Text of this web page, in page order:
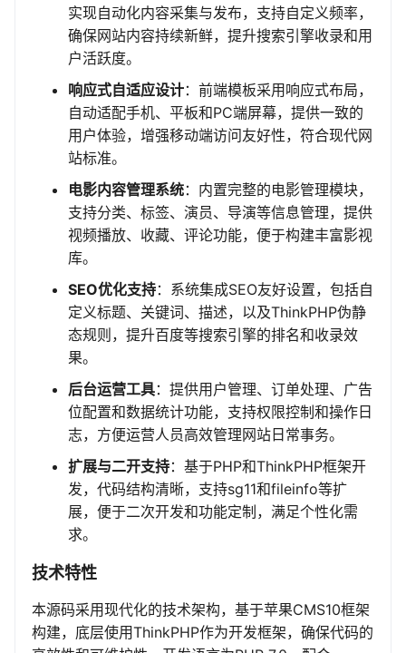
实现自动化内容采集与发布，支持自定义频率，
确保网站内容持续新鲜，提升搜索引擎收录和用
户活跃度。
响应式自适应设计：前端模板采用响应式布局，
自动适配手机、平板和PC端屏幕，提供一致的
用户体验，增强移动端访问友好性，符合现代网
站标准。
电影内容管理系统：内置完整的电影管理模块，
支持分类、标签、演员、导演等信息管理，提供
视频播放、收藏、评论功能，便于构建丰富影视
库。
SEO优化支持：系统集成SEO友好设置，包括自
定义标题、关键词、描述，以及ThinkPHP伪静
态规则，提升百度等搜索引擎的排名和收录效
果。
后台运营工具：提供用户管理、订单处理、广告
位配置和数据统计功能，支持权限控制和操作日
志，方便运营人员高效管理网站日常事务。
扩展与二开支持：基于PHP和ThinkPHP框架开
发，代码结构清晰，支持sg11和fileinfo等扩
展，便于二次开发和功能定制，满足个性化需
求。
技术特性
本源码采用现代化的技术架构，基于苹果CMS10框架
构建，底层使用ThinkPHP作为开发框架，确保代码的